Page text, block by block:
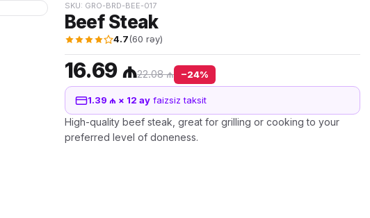
SKU: GRO-BRD-BEE-017
Beef Steak
4.7(60 rəy)
16.69 ₼22.08 ₼ −24%
1.39 ₼ × 12 ayfaizsiz taksit
High-quality beef steak, great for grilling or cooking to your
preferred level of doneness.